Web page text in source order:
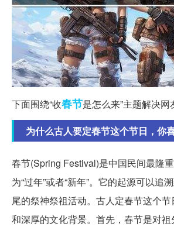
下面围绕“收春节是怎么来”主题解决网
为什么古人要定春节这个节日，你
春节(Spring Festival)是中国民间最隆
为“过年”或者“新年”。它的起源可以追
尾的祭神祭祖活动。古人定春节这个
和深厚的文化背景。首先，春节是对祖